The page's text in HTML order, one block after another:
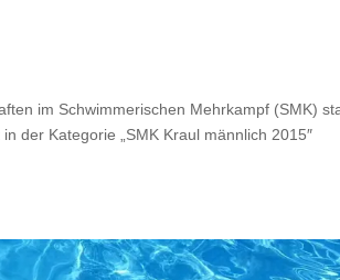
im Schwimmerischen Mehrkampf (SMK)
der Kategorie „SMK Kraul männlich 2015″